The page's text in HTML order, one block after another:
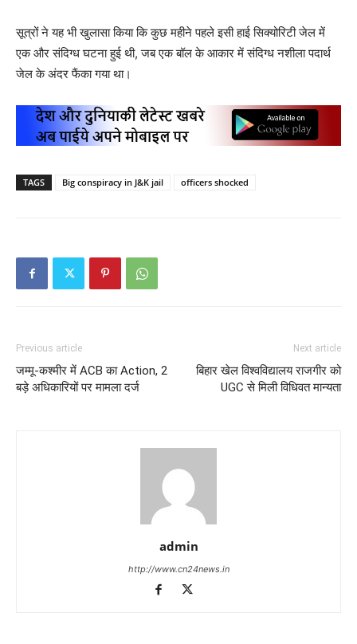
सूत्रों ने यह भी खुलासा किया कि कुछ महीने पहले इसी हाई सिक्योरिटी जेल में
एक और संदिग्ध घटना हुई थी, जब एक बॉल के आकार में संदिग्ध नशीला पदार्थ
जेल के अंदर फैंका गया था।
TAGS Big conspiracy in J&K jail officers shocked
Previous article
जम्मू-कश्मीर में ACB का Action, 2
बड़े अधिकारियों पर मामला दर्ज
Next article
बिहार खेल विश्वविद्यालय राजगीर को
UGC से मिली विधिवत मान्यता
admin
http://www.cn24news.in